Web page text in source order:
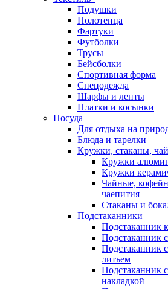
Подушки
Полотенца
Фартуки
Футболки
Трусы
Бейсболки
Спортивная форма
Спецодежда
Шарфы и ленты
Платки и косынки
Посуда
Для отдыха на
Блюда и тарелки
Кружки, стаканы,
Кружки
Кружки
Чайные,
чаепития
Стаканы и
Подстаканники
Подстаканник
Подстаканник
Подстаканник
литьем
Подстаканник
накладкой